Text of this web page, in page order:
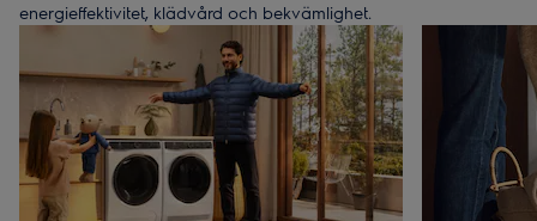
energieffektivitet, klädvård och bekvämlighet.